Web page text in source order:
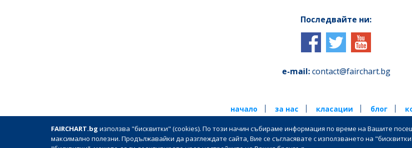
Последвайте ни:
e-mail:contact@fairchart.bg
начало за нас класации блог
| Общи условия за ползване |
| Политика за поверителност
FAIRCHART.bg използва "бисквитки" (cookies). По този начин събираме информация по време на Вашите
максимално полезни. Продължавайки да разглеждате сайта, Вие се съгласявате с използването на